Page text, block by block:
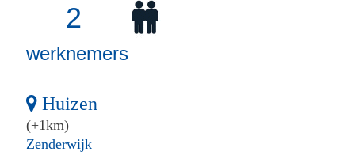
2
werknemers
Huizen
(+1km)
Zenderwijk